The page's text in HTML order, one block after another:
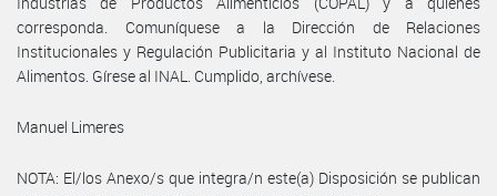
corresponda. Comuníquese a la Dirección de Relaciones
Institucionales y Regulación Publicitaria y al Instituto Nacional de
Alimentos. Gírese al INAL. Cumplido, archívese.
Manuel Limeres
NOTA: El/los Anexo/s que integra/n este(a) Disposición se publican